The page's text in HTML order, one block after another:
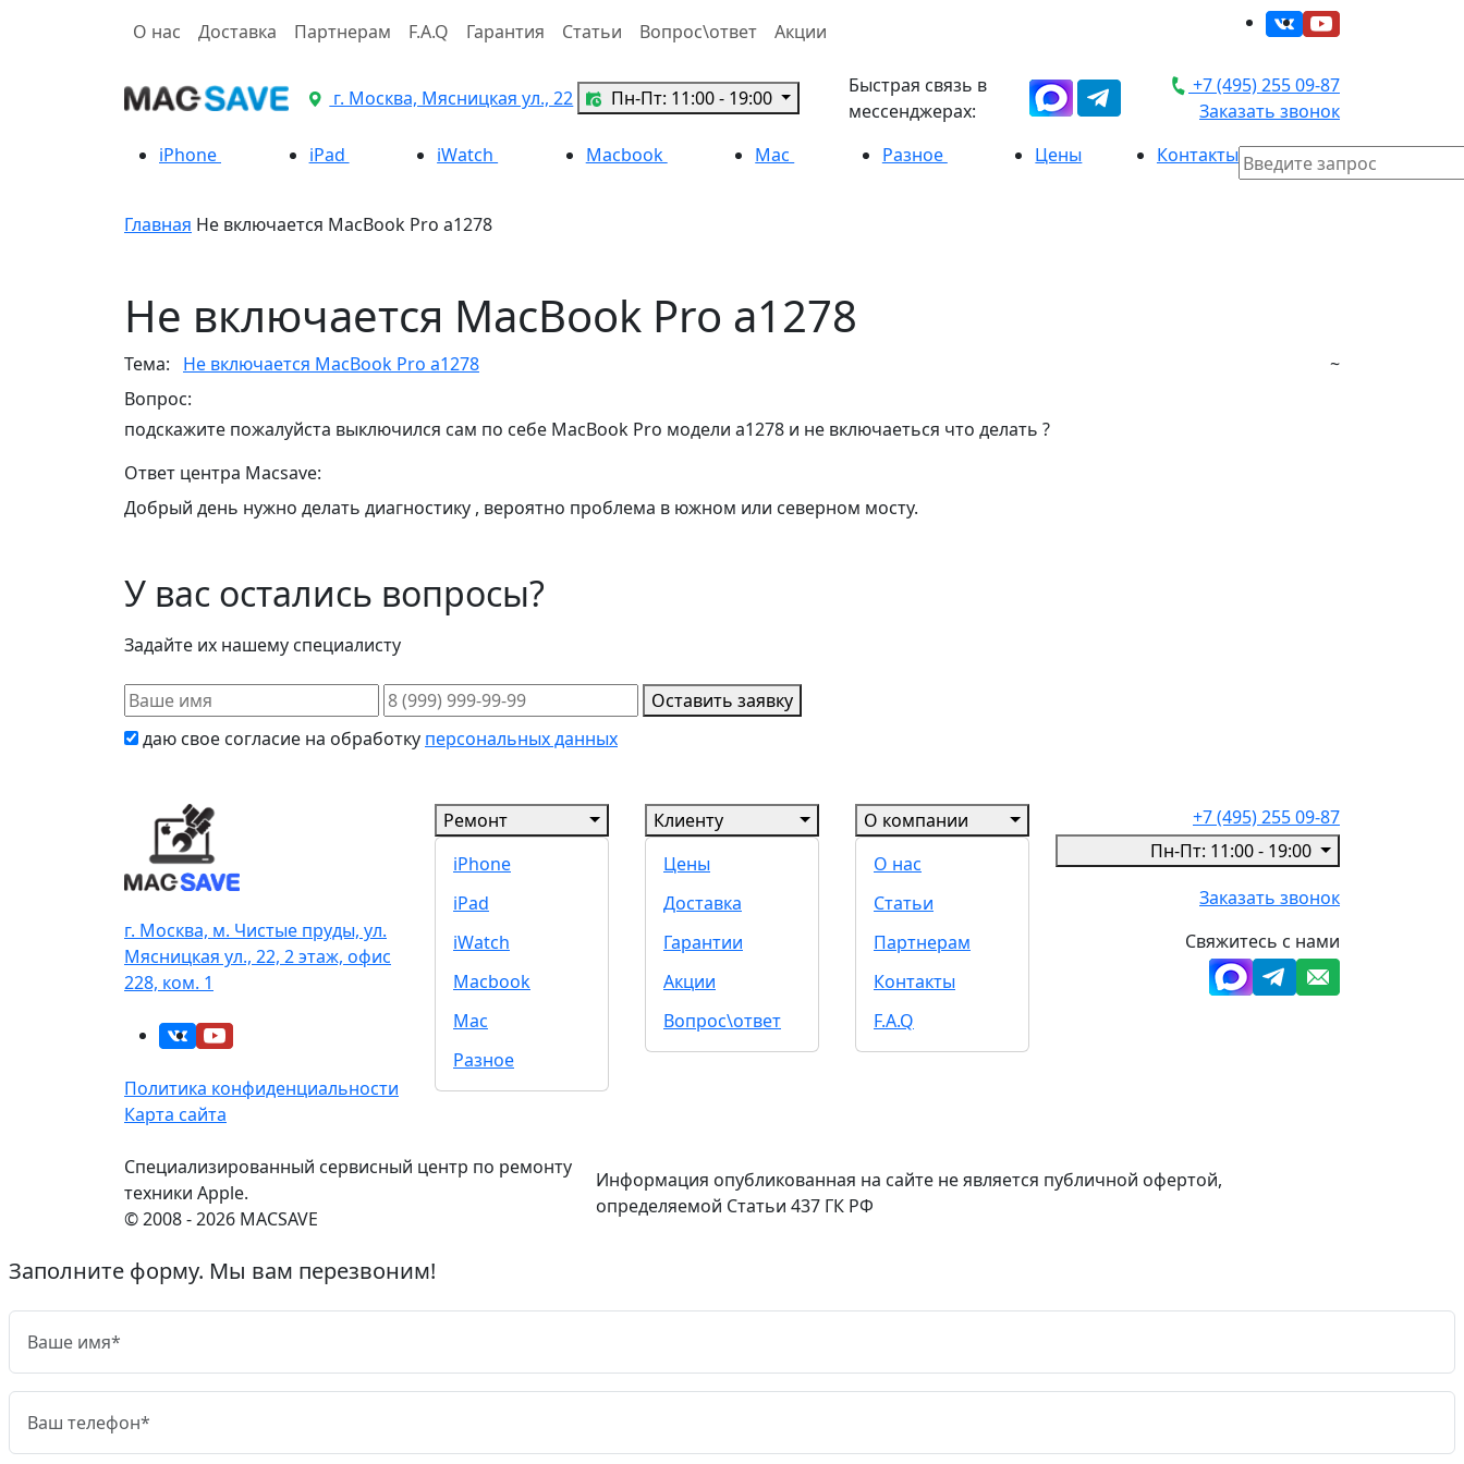
О нас Доставка Партнерам F.A.Q Гарантия Статьи Вопрос\ответ Акции
г. Москва, Мясницкая ул., 22 Пн-Пт: 11:00 - 19:00
Быстрая связь в
мессенджерах:
+7 (495) 255 09-87
Заказать звонок
iPhone
iPad iWatch Macbook Mac Разное Цены Контакты
Главная Не включается MacBook Pro a1278
Не включается MacBook Pro a1278
Тема: Не включается MacBook Pro a1278
~
Вопрос:
подскажите пожалуйста выключился сам по себе MacBook Pro модели a1278 и не включаеться что делать ?
Ответ центра Macsave:
Добрый день нужно делать диагностику , вероятно проблема в южном или северном мосту.
У вас остались вопросы?
Задайте их нашему специалисту
Оставить заявку
даю свое согласие на обработку персональных данных
г. Москва, м. Чистые пруды, ул.
Мясницкая ул., 22, 2 этаж, офис
228, ком. 1
Политика конфиденциальности
Карта сайта
Ремонт
iPhone
iPad
iWatch
Macbook
Mac
Разное
Клиенту
Цены
Доставка
Гарантии
Акции
Вопрос\ответ
О компании
О нас
Статьи
Партнерам
Контакты
F.A.Q
+7 (495) 255 09-87
Пн-Пт: 11:00 - 19:00
Заказать звонок
Свяжитесь с нами
Специализированный сервисный центр по ремонту
техники Apple.
© 2008 - 2026 MACSAVE
Информация опубликованная на сайте не является публичной офертой,
определяемой Статьи 437 ГК РФ
Заполните форму. Мы вам перезвоним!